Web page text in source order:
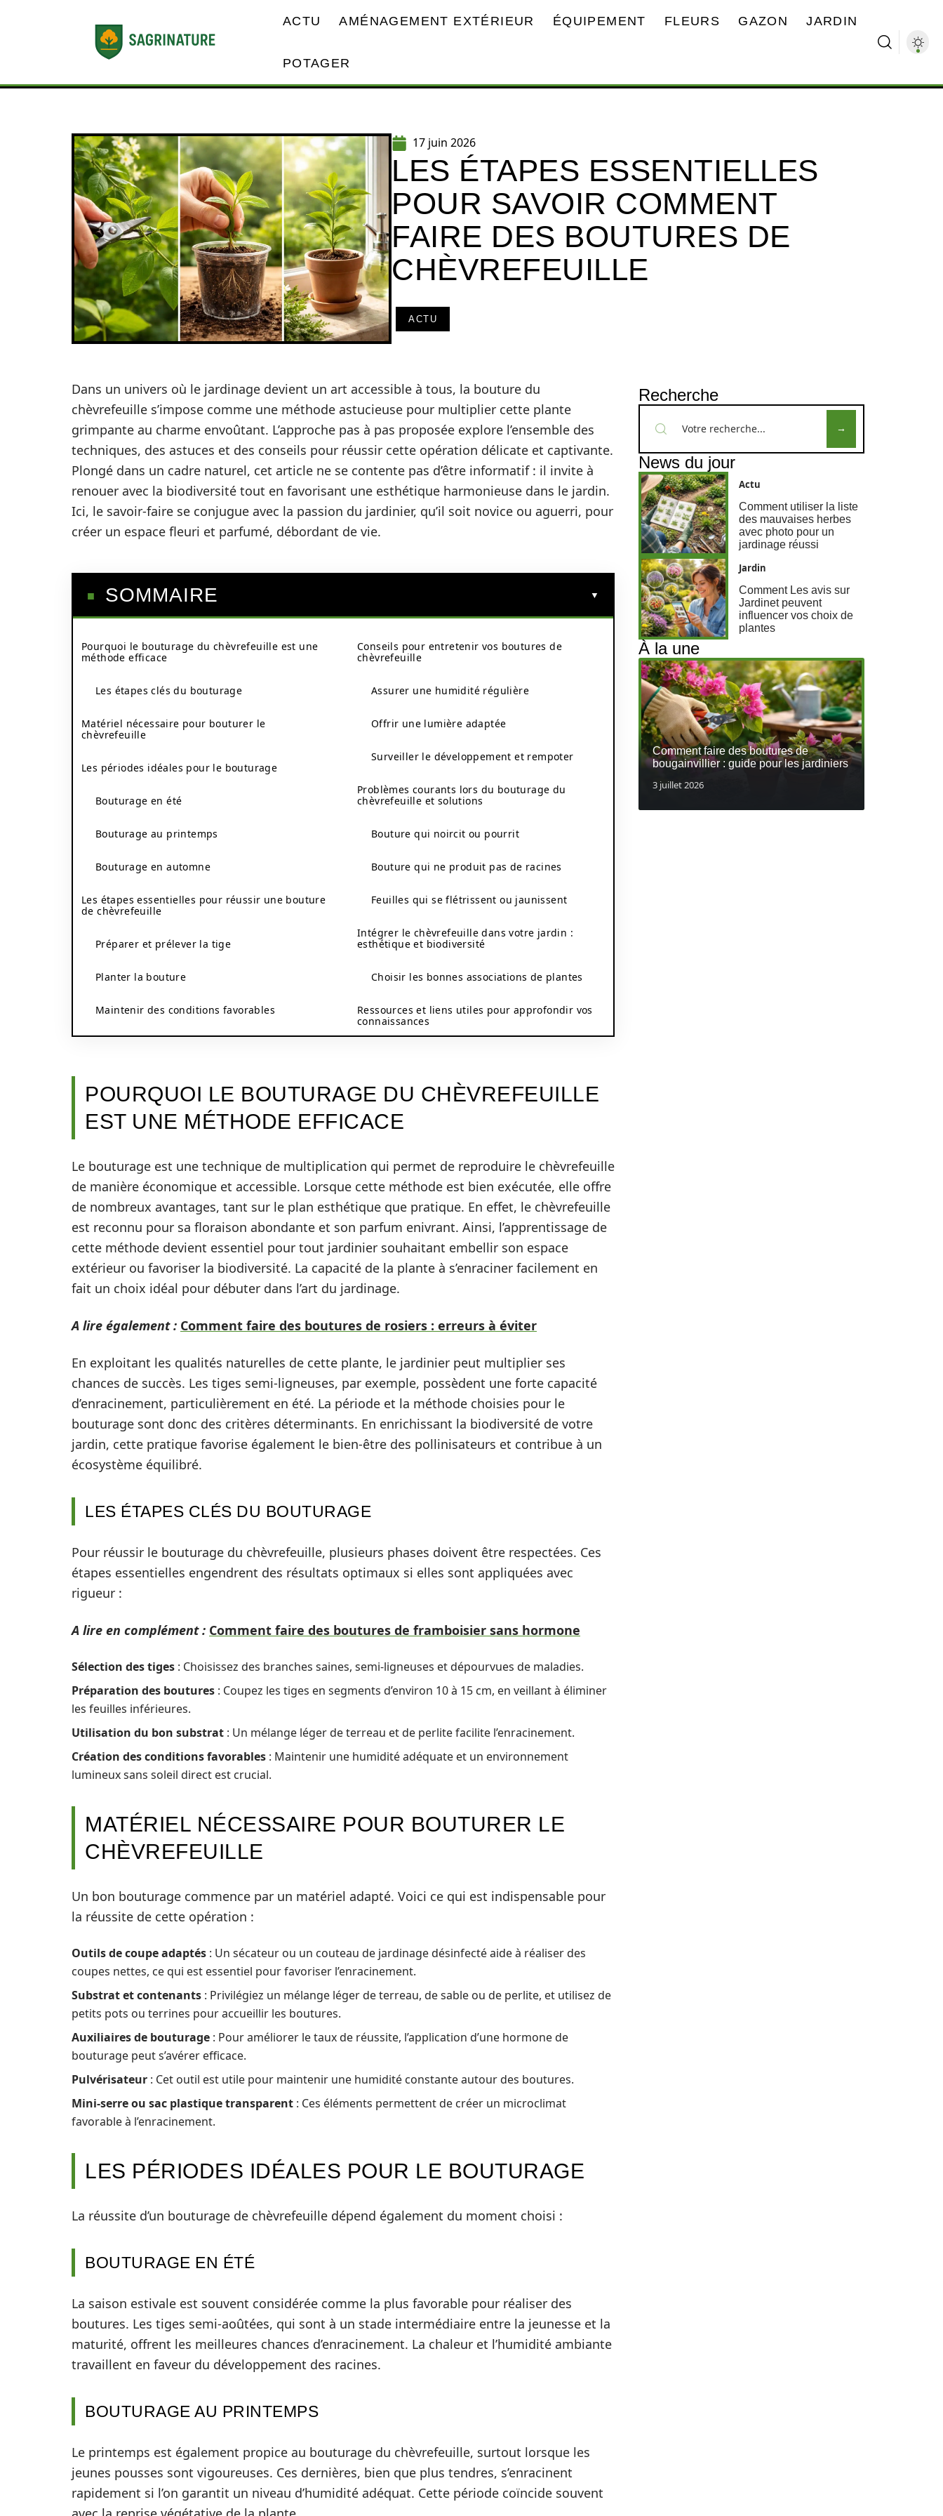
ACTU AMÉNAGEMENT EXTÉRIEUR ÉQUIPEMENT FLEURS GAZON JARDIN
POTAGER
17 juin 2026
LES ÉTAPES ESSENTIELLES
POUR SAVOIR COMMENT
FAIRE DES BOUTURES DE
CHÈVREFEUILLE
ACTU
Dans un univers où le jardinage devient un art accessible à tous, la bouture du
chèvrefeuille s’impose comme une méthode astucieuse pour multiplier cette plante
grimpante au charme envoûtant. L’approche pas à pas proposée explore l’ensemble des
techniques, des astuces et des conseils pour réussir cette opération délicate et captivante.
Plongé dans un cadre naturel, cet article ne se contente pas d’être informatif : il invite à
renouer avec la biodiversité tout en favorisant une esthétique harmonieuse dans le jardin.
Ici, le savoir-faire se conjugue avec la passion du jardinier, qu’il soit novice ou aguerri, pour
créer un espace fleuri et parfumé, débordant de vie.
SOMMAIRE
Pourquoi le bouturage du chèvrefeuille est une
méthode efficace
Les étapes clés du bouturage
Matériel nécessaire pour bouturer le
chèvrefeuille
Les périodes idéales pour le bouturage
Bouturage en été
Bouturage au printemps
Bouturage en automne
Les étapes essentielles pour réussir une bouture
de chèvrefeuille
Préparer et prélever la tige
Planter la bouture
Maintenir des conditions favorables
Conseils pour entretenir vos boutures de
chèvrefeuille
Assurer une humidité régulière
Offrir une lumière adaptée
Surveiller le développement et rempoter
Problèmes courants lors du bouturage du
chèvrefeuille et solutions
Bouture qui noircit ou pourrit
Bouture qui ne produit pas de racines
Feuilles qui se flétrissent ou jaunissent
Intégrer le chèvrefeuille dans votre jardin :
esthétique et biodiversité
Choisir les bonnes associations de plantes
Ressources et liens utiles pour approfondir vos
connaissances
POURQUOI LE BOUTURAGE DU CHÈVREFEUILLE
EST UNE MÉTHODE EFFICACE
Le bouturage est une technique de multiplication qui permet de reproduire le chèvrefeuille
de manière économique et accessible. Lorsque cette méthode est bien exécutée, elle offre
de nombreux avantages, tant sur le plan esthétique que pratique. En effet, le chèvrefeuille
est reconnu pour sa floraison abondante et son parfum enivrant. Ainsi, l’apprentissage de
cette méthode devient essentiel pour tout jardinier souhaitant embellir son espace
extérieur ou favoriser la biodiversité. La capacité de la plante à s’enraciner facilement en
fait un choix idéal pour débuter dans l’art du jardinage.
A lire également : Comment faire des boutures de rosiers : erreurs à éviter
En exploitant les qualités naturelles de cette plante, le jardinier peut multiplier ses
chances de succès. Les tiges semi-ligneuses, par exemple, possèdent une forte capacité
d’enracinement, particulièrement en été. La période et la méthode choisies pour le
bouturage sont donc des critères déterminants. En enrichissant la biodiversité de votre
jardin, cette pratique favorise également le bien-être des pollinisateurs et contribue à un
écosystème équilibré.
LES ÉTAPES CLÉS DU BOUTURAGE
Pour réussir le bouturage du chèvrefeuille, plusieurs phases doivent être respectées. Ces
étapes essentielles engendrent des résultats optimaux si elles sont appliquées avec
rigueur :
A lire en complément : Comment faire des boutures de framboisier sans hormone
Sélection des tiges : Choisissez des branches saines, semi-ligneuses et dépourvues de maladies.
Préparation des boutures : Coupez les tiges en segments d’environ 10 à 15 cm, en veillant à éliminer
les feuilles inférieures.
Utilisation du bon substrat : Un mélange léger de terreau et de perlite facilite l’enracinement.
Création des conditions favorables : Maintenir une humidité adéquate et un environnement
lumineux sans soleil direct est crucial.
MATÉRIEL NÉCESSAIRE POUR BOUTURER LE
CHÈVREFEUILLE
Un bon bouturage commence par un matériel adapté. Voici ce qui est indispensable pour
la réussite de cette opération :
Outils de coupe adaptés : Un sécateur ou un couteau de jardinage désinfecté aide à réaliser des
coupes nettes, ce qui est essentiel pour favoriser l’enracinement.
Substrat et contenants : Privilégiez un mélange léger de terreau, de sable ou de perlite, et utilisez de
petits pots ou terrines pour accueillir les boutures.
Auxiliaires de bouturage : Pour améliorer le taux de réussite, l’application d’une hormone de
bouturage peut s’avérer efficace.
Pulvérisateur : Cet outil est utile pour maintenir une humidité constante autour des boutures.
Mini-serre ou sac plastique transparent : Ces éléments permettent de créer un microclimat
favorable à l’enracinement.
LES PÉRIODES IDÉALES POUR LE BOUTURAGE
La réussite d’un bouturage de chèvrefeuille dépend également du moment choisi :
BOUTURAGE EN ÉTÉ
La saison estivale est souvent considérée comme la plus favorable pour réaliser des
boutures. Les tiges semi-aoûtées, qui sont à un stade intermédiaire entre la jeunesse et la
maturité, offrent les meilleures chances d’enracinement. La chaleur et l’humidité ambiante
travaillent en faveur du développement des racines.
BOUTURAGE AU PRINTEMPS
Le printemps est également propice au bouturage du chèvrefeuille, surtout lorsque les
jeunes pousses sont vigoureuses. Ces dernières, bien que plus tendres, s’enracinent
rapidement si l’on garantit un niveau d’humidité adéquat. Cette période coïncide souvent
Recherche
News du jour
Actu
Comment utiliser la liste
des mauvaises herbes
avec photo pour un
jardinage réussi
Jardin
Comment Les avis sur
Jardinet peuvent
influencer vos choix de
plantes
À la une
Comment faire des boutures de
bougainvillier : guide pour les jardiniers
3 juillet 2026